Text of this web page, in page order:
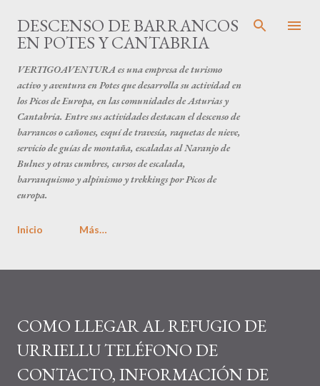
Ir al contenido principal
DESCENSO DE BARRANCOS
EN POTES Y CANTABRIA
VERTIGOAVENTURA es una empresa de turismo
activo y aventura en Potes que desarrolla su actividad en
los Picos de Europa, en las comunidades de Asturias y
Cantabria. Entre sus actividades destacan el descenso de
barrancos o cañones, esquí de travesía, raquetas de nieve,
servicio de guías de montaña, escaladas al Naranjo de
Bulnes y otras cumbres, cursos de escalada,
barranquismo y alpinismo y trekkings por Picos de
europa.
Inicio Más…
COMO LLEGAR AL REFUGIO DE
URRIELLU TELÉFONO DE
CONTACTO, INFORMACIÓN DE